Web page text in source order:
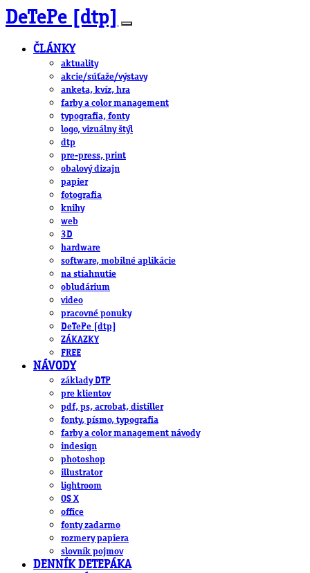
DeTePe [dtp]
ČLÁNKY
aktuality
akcie/súťaže/výstavy
anketa, kvíz, hra
farby a color management
typografia, fonty
logo, vizuálny štýl
dtp
pre-press, print
obalový dizajn
papier
fotografia
knihy
web
3D
hardware
software, mobilné aplikácie
na stiahnutie
obludárium
video
pracovné ponuky
DeTePe [dtp]
ZÁKAZKY
FREE
NÁVODY
základy DTP
pre klientov
pdf, ps, acrobat, distiller
fonty, písmo, typografia
farby a color management návody
indesign
photoshop
illustrator
lightroom
OS X
office
fonty zadarmo
rozmery papiera
slovník pojmov
DENNÍK DETEPÁKA